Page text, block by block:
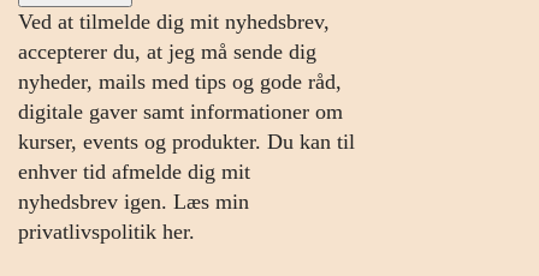
Ved at tilmelde dig mit nyhedsbrev,
accepterer du, at jeg må sende dig
nyheder, mails med tips og gode råd,
digitale gaver samt informationer om
kurser, events og produkter. Du kan til
enhver tid afmelde dig mit
nyhedsbrev igen. Læs min
privatlivspolitik her.